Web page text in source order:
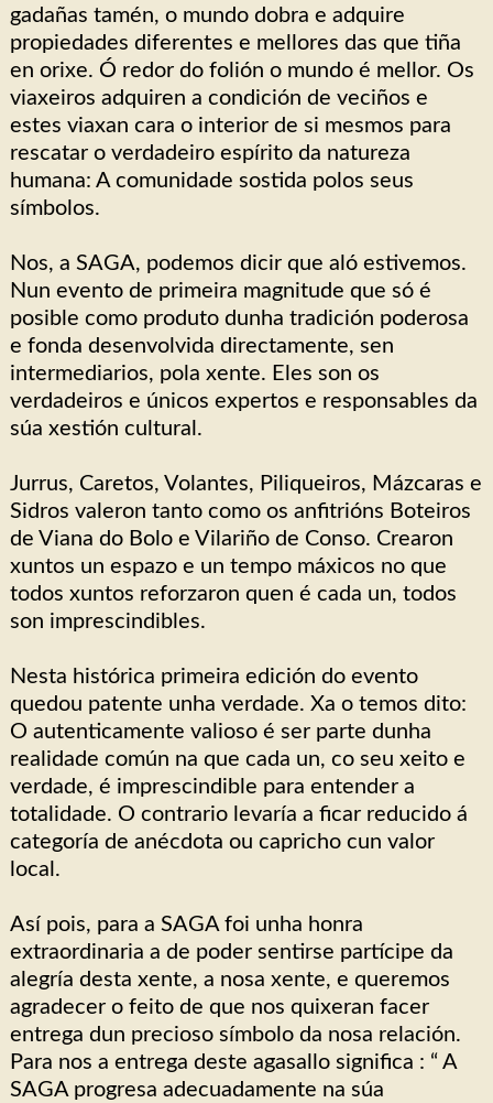
gadañas tamén, o mundo dobra e adquire
propiedades diferentes e mellores das que tiña
en orixe. Ó redor do folión o mundo é mellor. Os
viaxeiros adquiren a condición de veciños e
estes viaxan cara o interior de si mesmos para
rescatar o verdadeiro espírito da natureza
humana: A comunidade sostida polos seus
símbolos.
Nos, a SAGA, podemos dicir que aló estivemos.
Nun evento de primeira magnitude que só é
posible como produto dunha tradición poderosa
e fonda desenvolvida directamente, sen
intermediarios, pola xente. Eles son os
verdadeiros e únicos expertos e responsables da
súa xestión cultural.
Jurrus, Caretos, Volantes, Piliqueiros, Mázcaras e
Sidros valeron tanto como os anfitrións Boteiros
de Viana do Bolo e Vilariño de Conso. Crearon
xuntos un espazo e un tempo máxicos no que
todos xuntos reforzaron quen é cada un, todos
son imprescindibles.
Nesta histórica primeira edición do evento
quedou patente unha verdade. Xa o temos dito:
O autenticamente valioso é ser parte dunha
realidade común na que cada un, co seu xeito e
verdade, é imprescindible para entender a
totalidade. O contrario levaría a ficar reducido á
categoría de anécdota ou capricho cun valor
local.
Así pois, para a SAGA foi unha honra
extraordinaria a de poder sentirse partícipe da
alegría desta xente, a nosa xente, e queremos
agradecer o feito de que nos quixeran facer
entrega dun precioso símbolo da nosa relación.
Para nos a entrega deste agasallo significa : “ A
SAGA progresa adecuadamente na súa